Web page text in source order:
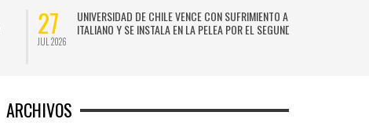
27
JUL 2026
UNIVERSIDAD DE CHILE VENCE CON SUFRIMIENTO A AUDAX
ITALIANO Y SE INSTALA EN LA PELEA POR EL SEGUNDO LUGAR
ARCHIVOS